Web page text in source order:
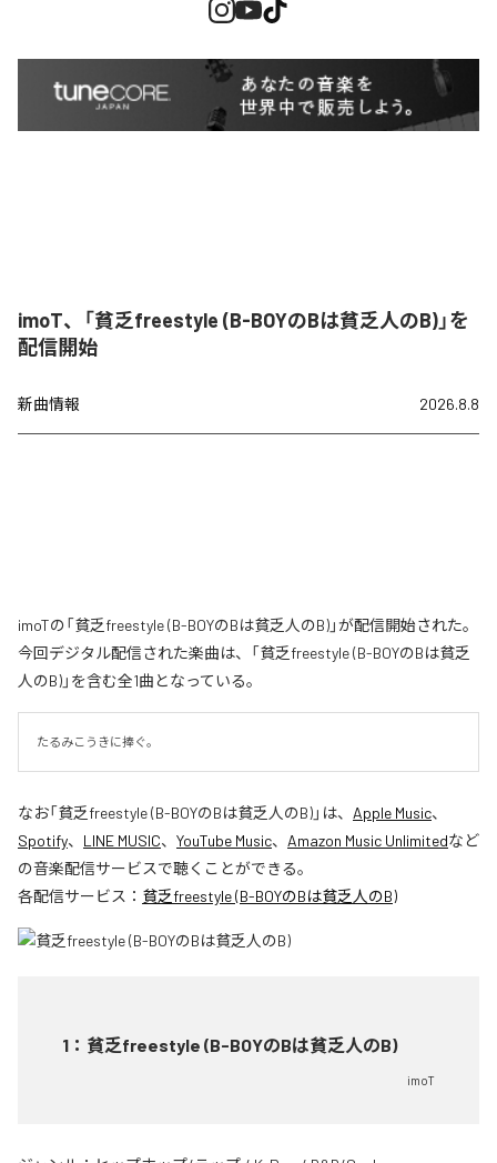
imoT、「貧乏freestyle (B-BOYのBは貧乏人のB)」を
配信開始
新曲情報 2026.8.8
imoTの「貧乏freestyle (B-BOYのBは貧乏人のB)」が配信開始された。
今回デジタル配信された楽曲は、「貧乏freestyle (B-BOYのBは貧乏
人のB)」を含む全1曲となっている。
たるみこうきに捧ぐ。
なお「貧乏freestyle (B-BOYのBは貧乏人のB)」は、 Apple Music、
Spotify、 LINE MUSIC、 YouTube Music、 Amazon Music Unlimitedなど
の音楽配信サービスで聴くことができる。
各配信サービス： 貧乏freestyle (B-BOYのBは貧乏人のB)
1 ： 貧乏freestyle (B-BOYのBは貧乏人のB)
imoT